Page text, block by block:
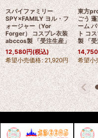
スパイファミリー
SPY×FAMILY ヨル・フ
ォージャー（Yor
Forger） コスプレ衣装
abccos製 「受注生産」
12,580円(税込)
希望小売価格: 21,920円
東方
ごう
ーム
ト コ
製 「
14,750
希望小